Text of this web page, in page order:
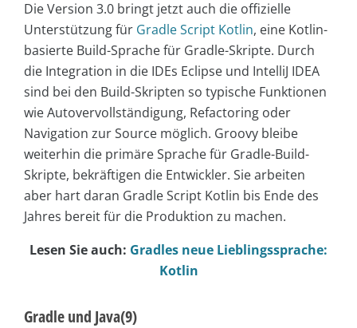
Die Version 3.0 bringt jetzt auch die offizielle
Unterstützung für Gradle Script Kotlin, eine Kotlin-
basierte Build-Sprache für Gradle-Skripte. Durch
die Integration in die IDEs Eclipse und IntelliJ IDEA
sind bei den Build-Skripten so typische Funktionen
wie Autovervollständigung, Refactoring oder
Navigation zur Source möglich. Groovy bleibe
weiterhin die primäre Sprache für Gradle-Build-
Skripte, bekräftigen die Entwickler. Sie arbeiten
aber hart daran Gradle Script Kotlin bis Ende des
Jahres bereit für die Produktion zu machen.
Lesen Sie auch: Gradles neue Lieblingssprache:
Kotlin
Gradle und Java(9)